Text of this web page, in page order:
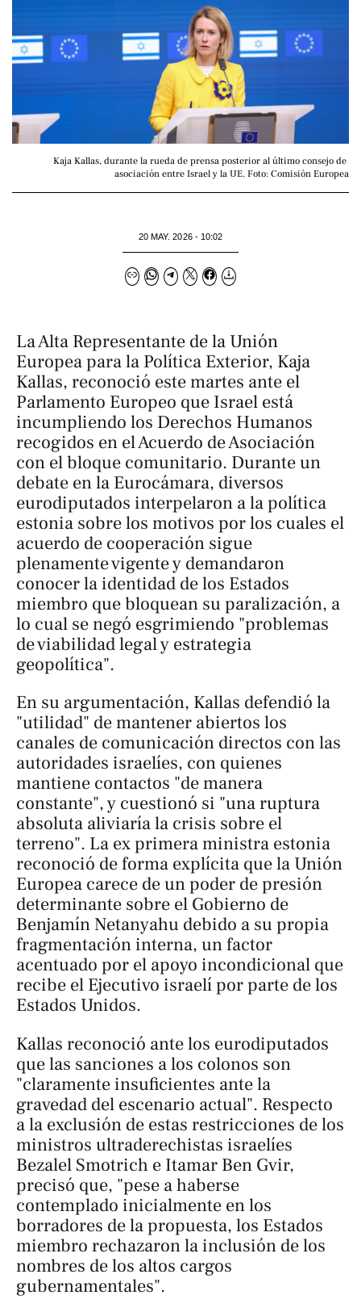
Kaja Kallas, durante la rueda de prensa posterior al último consejo de
asociación entre Israel y la UE. Foto: Comisión Europea
20 MAY. 2026 - 10:02
La Alta Representante de la Unión
Europea para la Política Exterior, Kaja
Kallas, reconoció este martes ante el
Parlamento Europeo que Israel está
incumpliendo los Derechos Humanos
recogidos en el Acuerdo de Asociación
con el bloque comunitario. Durante un
debate en la Eurocámara, diversos
eurodiputados interpelaron a la política
estonia sobre los motivos por los cuales el
acuerdo de cooperación sigue
plenamente vigente y demandaron
conocer la identidad de los Estados
miembro que bloquean su paralización, a
lo cual se negó esgrimiendo "problemas
de viabilidad legal y estrategia
geopolítica".
En su argumentación, Kallas defendió la
"utilidad" de mantener abiertos los
canales de comunicación directos con las
autoridades israelíes, con quienes
mantiene contactos "de manera
constante", y cuestionó si "una ruptura
absoluta aliviaría la crisis sobre el
terreno". La ex primera ministra estonia
reconoció de forma explícita que la Unión
Europea carece de un poder de presión
determinante sobre el Gobierno de
Benjamín Netanyahu debido a su propia
fragmentación interna, un factor
acentuado por el apoyo incondicional que
recibe el Ejecutivo israelí por parte de los
Estados Unidos.
Kallas reconoció ante los eurodiputados
que las sanciones a los colonos son
"claramente insuficientes ante la
gravedad del escenario actual". Respecto
a la exclusión de estas restricciones de los
ministros ultraderechistas israelíes
Bezalel Smotrich e Itamar Ben Gvir,
precisó que, "pese a haberse
contemplado inicialmente en los
borradores de la propuesta, los Estados
miembro rechazaron la inclusión de los
nombres de los altos cargos
gubernamentales".